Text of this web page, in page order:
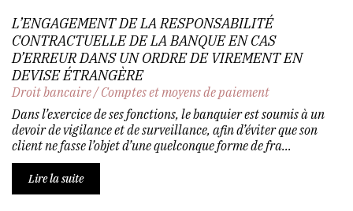
L’ENGAGEMENT DE LA RESPONSABILITÉ
CONTRACTUELLE DE LA BANQUE EN CAS
D’ERREUR DANS UN ORDRE DE VIREMENT EN
DEVISE ÉTRANGÈRE
Droit bancaire/Comptes et moyens de paiement
Dans l’exercice de ses fonctions, le banquier est soumis à un
devoir de vigilance et de surveillance, afin d’éviter que son
client ne fasse l’objet d’une quelconque forme de fra...
Lire la suite